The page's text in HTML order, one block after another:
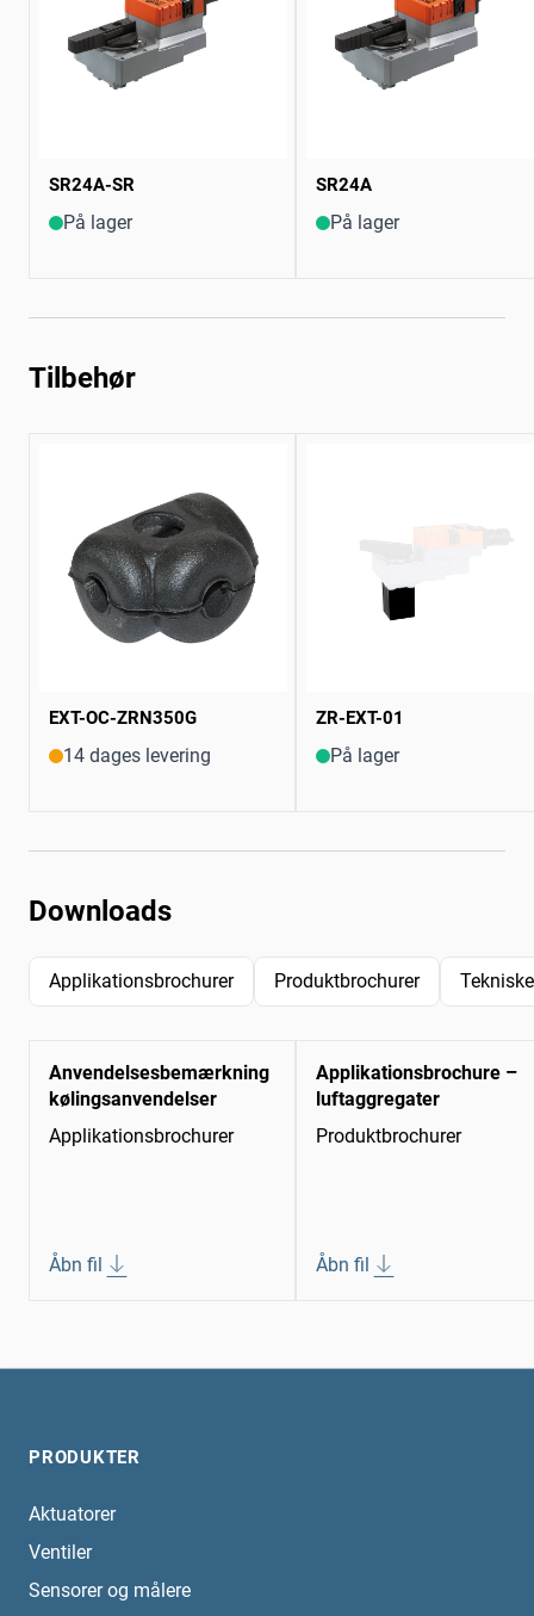
SR24A-SR
På lager
SR24A
På lager
Tilbehør
EXT-OC-ZRN350G
14 dages levering
ZR-EXT-01
På lager
Downloads
Applikationsbrochurer Produktbrochurer
Anvendelsesbemærkning
kølingsanvendelser
Applikationsbrochurer
Åbn fil
Applikationsbrochure –
luftaggregater
Produktbrochurer
Åbn fil
PRODUKTER
Aktuatorer
Ventiler
Sensorer og målere